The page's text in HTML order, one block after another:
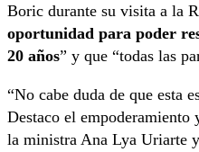
Boric durante su visita a la
oportunidad para poder
20 años” y que “todas las
“No cabe duda de que esta
Destaco el empoderamiento
la ministra Ana Lya Uriarte